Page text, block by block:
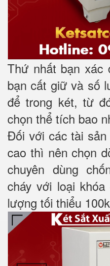
Thứ nhất bạn xác
bạn cất giữ và số
để trong két, từ
chọn thể tích bao
Đối với các tài
cao thì nên chọn
chuyên dùng
cháy với loại
lượng tối thiểu